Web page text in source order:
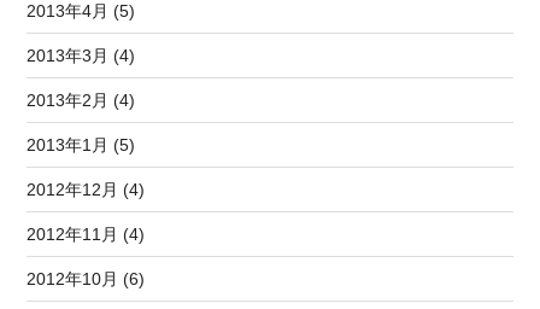
2013年4月 (5)
2013年3月 (4)
2013年2月 (4)
2013年1月 (5)
2012年12月 (4)
2012年11月 (4)
2012年10月 (6)